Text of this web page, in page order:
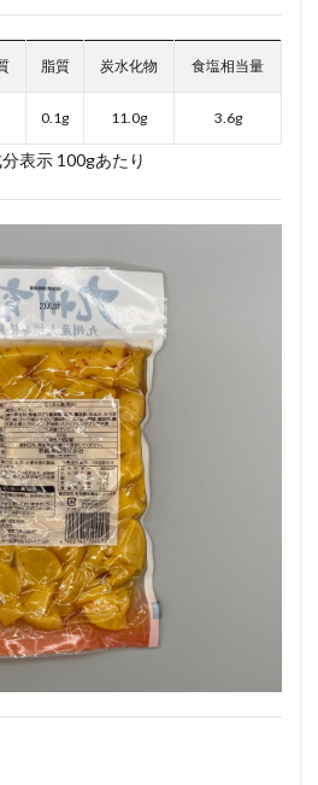
脂質 炭水化物 食塩相当量
0.1g 11.0g 3.6g
表示 100gあたり